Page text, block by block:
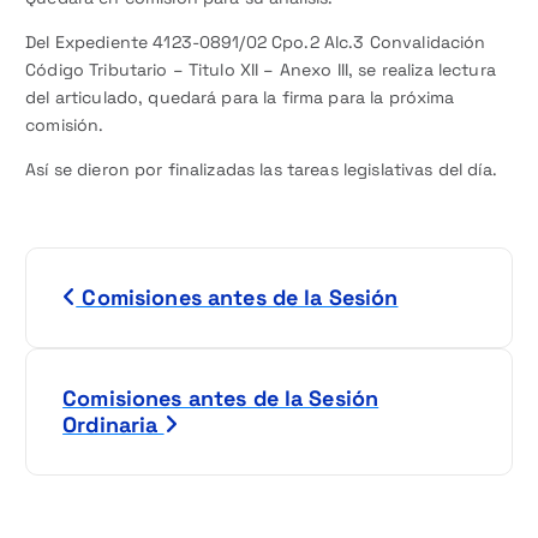
Del Expediente 4123-0891/02 Cpo.2 Alc.3 Convalidación
Código Tributario – Titulo XII – Anexo III, se realiza lectura
del articulado, quedará para la firma para la próxima
comisión.
Así se dieron por finalizadas las tareas legislativas del día.
Comisiones antes de la Sesión
Comisiones antes de la Sesión
Ordinaria